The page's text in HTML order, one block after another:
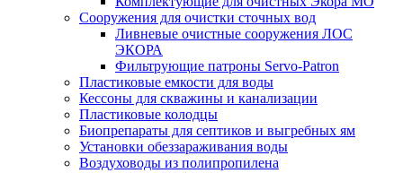
Сооружения для очистки сточных вод
Ливневые очистные сооружения ЛОС
ЭКОРА
Фильтрующие патроны Servo-Patron
Пластиковые емкости для воды
Кессоны для скважины и канализации
Пластиковые колодцы
Биопрепараты для септиков и выгребных ям
Установки обеззараживания воды
Воздуховоды из полипропилена